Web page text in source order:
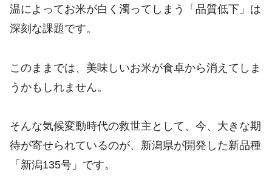
温によってお米が白く濁ってしまう「品質低下」は
深刻な課題です。
このままでは、美味しいお米が食卓から消えてしま
うかもしれません。
そんな気候変動時代の救世主として、今、大きな期
待が寄せられているのが、新潟県が開発した新品種
「新潟135号」です。